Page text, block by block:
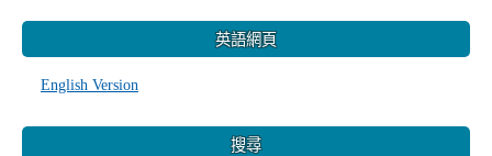
英語網頁
English Version
搜尋